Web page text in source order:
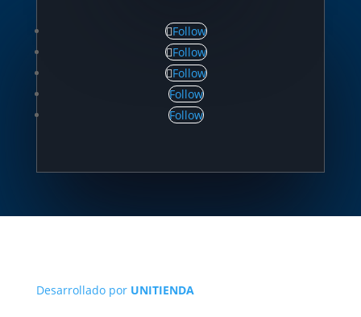
Follow
Follow
Follow
Follow
Follow
Desarrollado por UNITIENDA